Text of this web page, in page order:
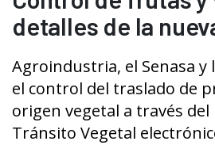
detalles de la
Agroindustria, el Senasa
el control del traslado de
origen vegetal a través
Tránsito Vegetal